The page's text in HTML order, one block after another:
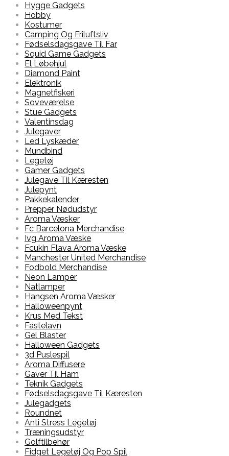
Hygge Gadgets
Hobby
Kostumer
Camping Og Friluftsliv
Fødselsdagsgave Til Far
Squid Game Gadgets
El Løbehjul
Diamond Paint
Elektronik
Magnetfiskeri
Soveværelse
Stue Gadgets
Valentinsdag
Julegaver
Led Lyskæder
Mundbind
Legetøj
Gamer Gadgets
Julegave Til Kæresten
Julepynt
Pakkekalender
Prepper Nødudstyr
Aroma Væsker
Fc Barcelona Merchandise
Ivg Aroma Væske
Fcukin Flava Aroma Væske
Manchester United Merchandise
Fodbold Merchandise
Neon Lamper
Natlamper
Hangsen Aroma Væsker
Halloweenpynt
Krus Med Tekst
Fastelavn
Gel Blaster
Halloween Gadgets
3d Puslespil
Aroma Diffusere
Gaver Til Ham
Teknik Gadgets
Fødselsdagsgave Til Kæresten
Julegadgets
Roundnet
Anti Stress Legetøj
Træningsudstyr
Golftilbehør
Fidget Legetøj Og Pop Spil